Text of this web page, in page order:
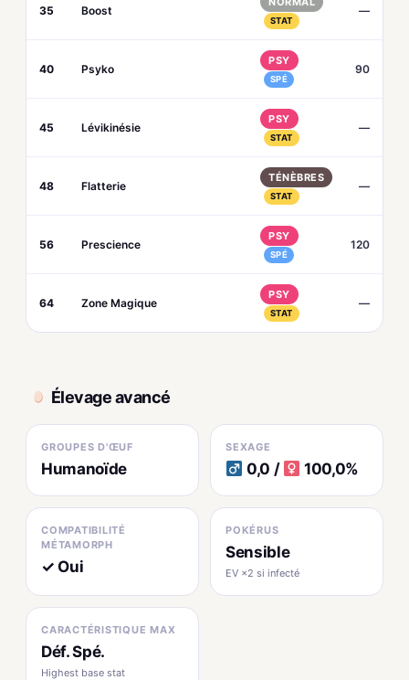
35 Boost
STAT
—
40 Psyko
PSY
SPÉ
90
45 Lévikinésie
PSY
STAT
—
48 Flatterie
TÉNÈBRES
STAT
—
56 Prescience
PSY
SPÉ
120
64 Zone Magique
PSY
STAT
—
Élevage avancé
GROUPES D'ŒUF
Humanoïde
SEXAGE
0,0 / 100,0%
COMPATIBILITÉ
MÉTAMORPH
✓ Oui
POKÉRUS
Sensible
EV ×2 si infecté
CARACTÉRISTIQUE MAX
Déf. Spé.
Highest base stat